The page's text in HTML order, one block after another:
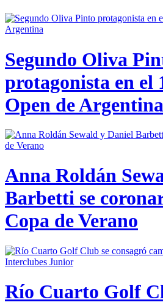
Segundo Oliva
protagonista en el
Open de Argentina
Anna Roldán
Barbetti se
Copa de Verano
Río Cuarto Golf